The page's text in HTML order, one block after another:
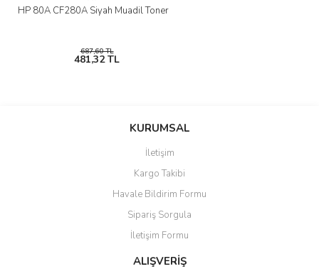
HP 80A CF280A Siyah Muadil Toner
687,60 TL
481,32 TL
KURUMSAL
İletişim
Kargo Takibi
Havale Bildirim Formu
Sipariş Sorgula
İletişim Formu
ALIŞVERİŞ